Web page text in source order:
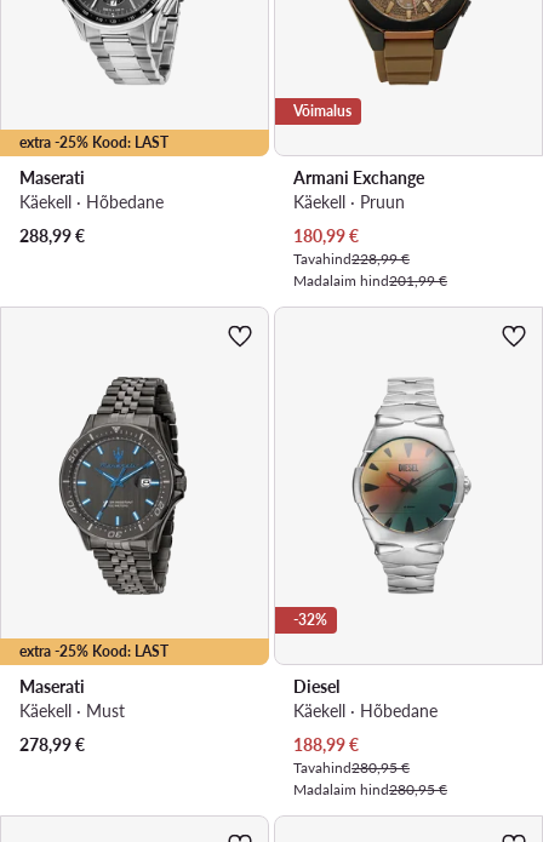
extra -25% Kood: LAST
Maserati
Käekell · Hõbedane
288,99€
Võimalus
Armani Exchange
Käekell · Pruun
Praegune hind
180,99€
Tavahind228,99 €
Madalaim hind201,99 €
extra -25% Kood: LAST
Maserati
Käekell · Must
278,99€
-32%
Diesel
Käekell · Hõbedane
Praegune hind
188,99€
Tavahind280,95 €
Madalaim hind280,95 €